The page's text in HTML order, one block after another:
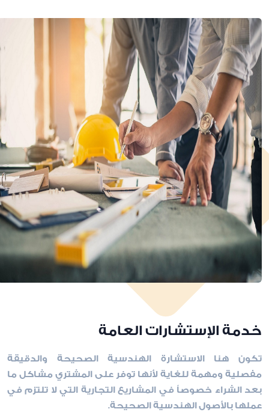
خدمة الإستشارات العامة
تكون هنا الاستشارة الهندسية الصحيحة والدقيقة
مفصلية ومهمة للغاية لأنها توفر على المشتري مشاكل ما
بعد الشراء خصوصاً في المشاريع التجارية التي لا تلتزم في
عملها بالأصول الهندسية الصحيحة.